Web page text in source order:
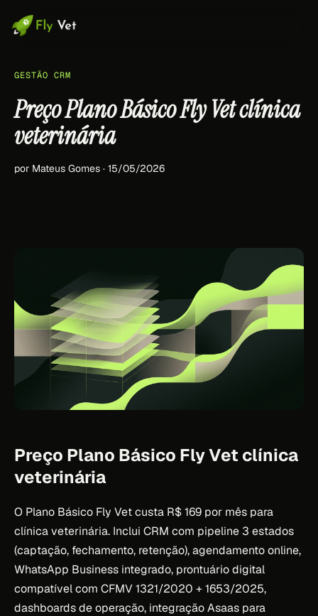
GESTÃO CRM
Preço Plano Básico Fly Vet clínica
veterinária
por Mateus Gomes · 15/05/2026
Preço Plano Básico Fly Vet clínica
veterinária
O Plano Básico Fly Vet custa R$ 169 por mês para
clínica veterinária. Inclui CRM com pipeline 3 estados
(captação, fechamento, retenção), agendamento online,
WhatsApp Business integrado, prontuário digital
compatível com CFMV 1321/2020 + 1653/2025,
dashboards de operação, integração Asaas para